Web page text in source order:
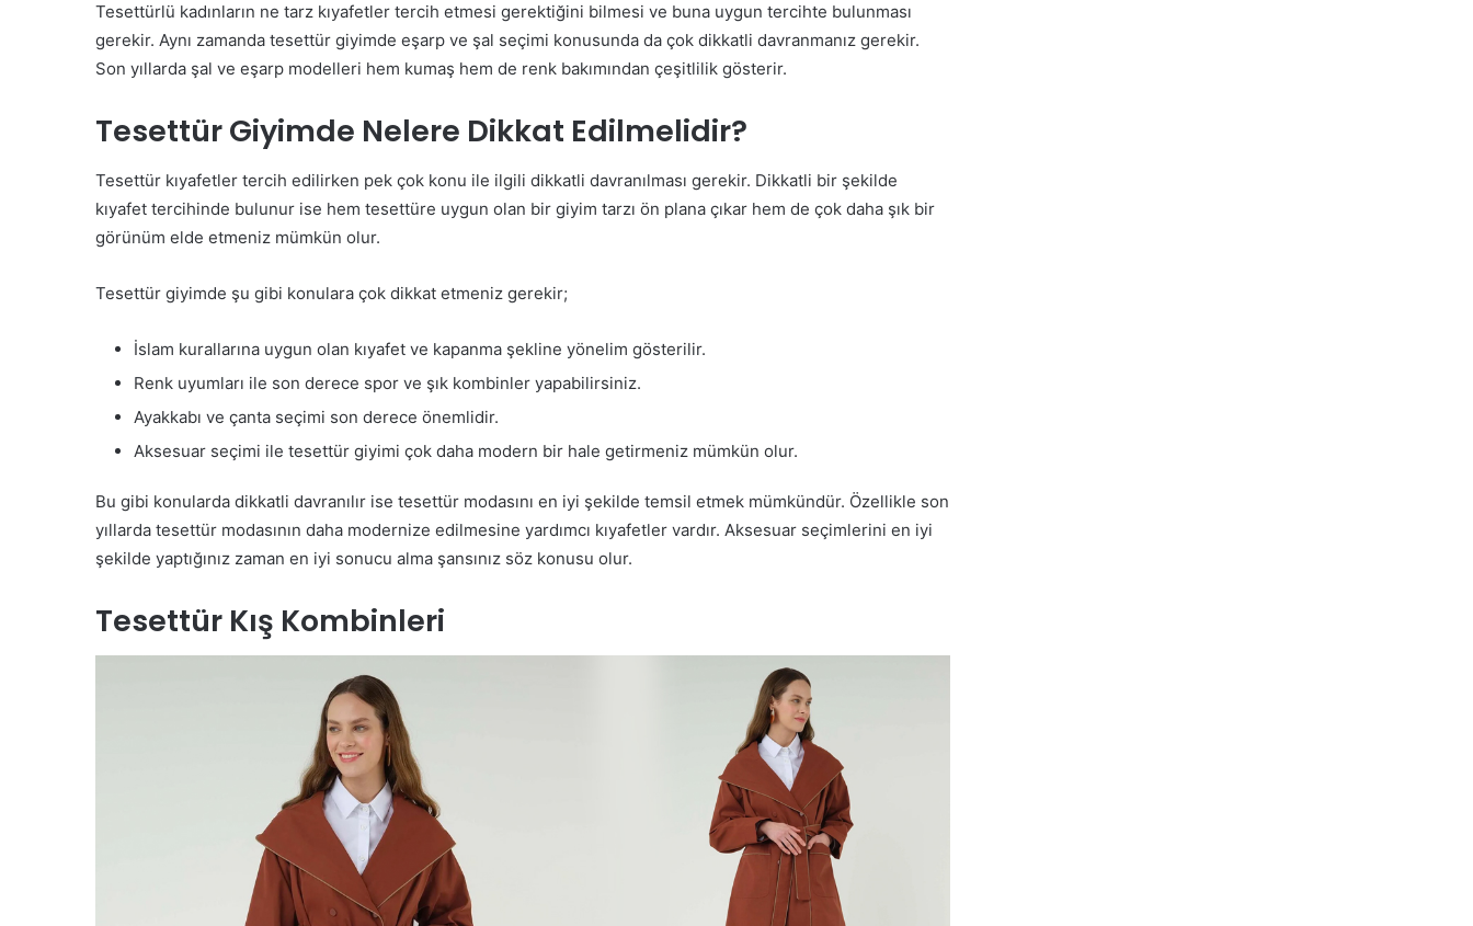
Tesettürlü kadınların ne tarz kıyafetler tercih etmesi gerektiğini bilmesi ve buna uygun tercihte bulunması
gerekir. Aynı zamanda tesettür giyimde eşarp ve şal seçimi konusunda da çok dikkatli davranmanız gerekir.
Son yıllarda şal ve eşarp modelleri hem kumaş hem de renk bakımından çeşitlilik gösterir.
Tesettür Giyimde Nelere Dikkat Edilmelidir?
Tesettür kıyafetler tercih edilirken pek çok konu ile ilgili dikkatli davranılması gerekir. Dikkatli bir şekilde
kıyafet tercihinde bulunur ise hem tesettüre uygun olan bir giyim tarzı ön plana çıkar hem de çok daha şık bir
görünüm elde etmeniz mümkün olur.
Tesettür giyimde şu gibi konulara çok dikkat etmeniz gerekir;
İslam kurallarına uygun olan kıyafet ve kapanma şekline yönelim gösterilir.
Renk uyumları ile son derece spor ve şık kombinler yapabilirsiniz.
Ayakkabı ve çanta seçimi son derece önemlidir.
Aksesuar seçimi ile tesettür giyimi çok daha modern bir hale getirmeniz mümkün olur.
Bu gibi konularda dikkatli davranılır ise tesettür modasını en iyi şekilde temsil etmek mümkündür. Özellikle son
yıllarda tesettür modasının daha modernize edilmesine yardımcı kıyafetler vardır. Aksesuar seçimlerini en iyi
şekilde yaptığınız zaman en iyi sonucu alma şansınız söz konusu olur.
Tesettür Kış Kombinleri